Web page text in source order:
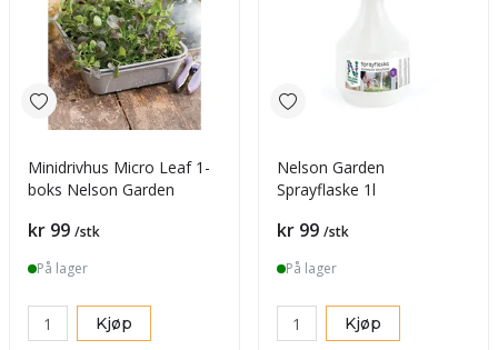
Minidrivhus Micro Leaf 1-
boks Nelson Garden
Pris
kr 99 /stk
På lager
Kjøp
Nelson Garden
Sprayflaske 1l
Pris
kr 99 /stk
På lager
Kjøp